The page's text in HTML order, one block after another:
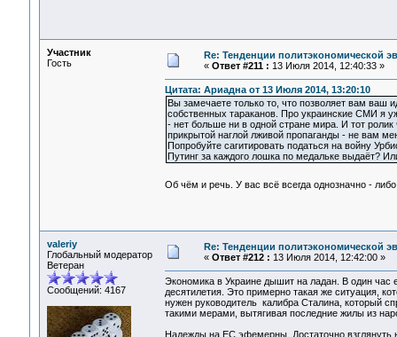
Участник
Гость
Re: Тенденции политэкономической
« Ответ #211 : 13 Июля 2014, 12:40:33 »
Цитата: Ариадна от 13 Июля 2014, 13:20:10
Вы замечаете только то, что позволяет вам ваш
собственных тараканов. Про украинские СМИ я
- нет больше ни в одной стране мира. И тот
прикрытой наглой лживой пропаганды - не вам
Попробуйте сагитировать податься на войну
Путинг за каждого лошка по медальке выдаёт?
Об чём и речь. У вас всё всегда однозначно -
valeriy
Глобальный модератор
Ветеран
Сообщений: 4167
Re: Тенденции политэкономической
« Ответ #212 : 13 Июля 2014, 12:42:00 »
Экономика в Украине дышит на ладан. В один час
десятилетия. Это примерно такая же ситуация,
нужен руководитель калибра Сталина, который
такими мерами, вытягивая последние жилы из
Надежды на ЕС эфемерны. Достаточно взглянуть